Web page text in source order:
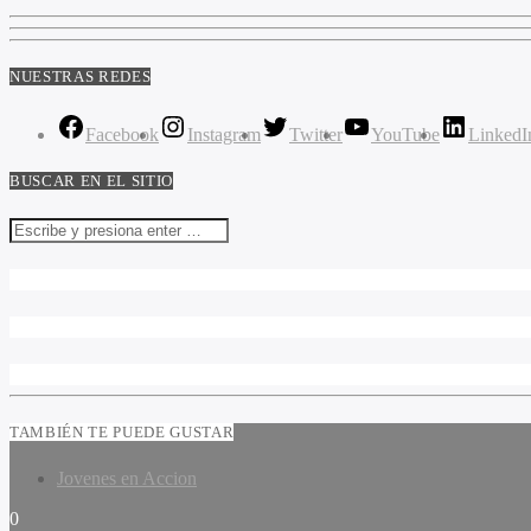
NUESTRAS REDES
Facebook Instagram Twitter YouTube
BUSCAR EN EL SITIO
TAMBIÉN TE PUEDE GUSTAR
Jovenes en Accion
0